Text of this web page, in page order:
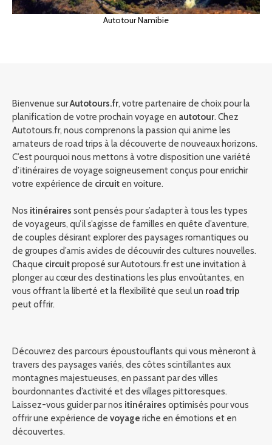
Autotour Namibie
Bienvenue surAutotours.fr, votre partenaire de choix pour la
planification de votre prochain voyage en autotour. Chez
Autotours.fr, nous comprenons la passion qui anime les
amateurs de road trips à la découverte de nouveaux horizons.
C’est pourquoi nous mettons à votre disposition une variété
d’itinéraires de voyage soigneusement conçus pour enrichir
votre expérience de circuit en voiture.
Nos itinéraires sont pensés pour s’adapter à tous les types
de voyageurs, qu’il s’agisse de familles en quête d’aventure,
de couples désirant explorer des paysages romantiques ou
de groupes d’amis avides de découvrir des cultures nouvelles.
Chaque circuitproposé sur Autotours.fr est une invitation à
plonger au cœur des destinations les plus envoûtantes, en
vous offrant la liberté et la flexibilité que seul un road trip
peut offrir.
Découvrez des parcours époustouflants qui vous mèneront à
travers des paysages variés, des côtes scintillantes aux
montagnes majestueuses, en passant par des villes
bourdonnantes d’activité et des villages pittoresques.
Laissez-vous guider par nos itinéraires optimisés pour vous
offrir une expérience de voyage riche en émotions et en
découvertes.